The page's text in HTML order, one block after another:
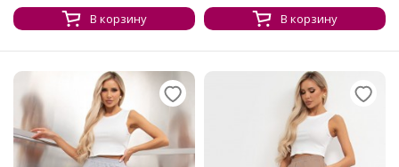
В корзину В корзину